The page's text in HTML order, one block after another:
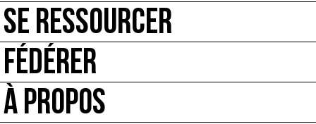
SE RESSOURCER
FÉDÉRER
À PROPOS